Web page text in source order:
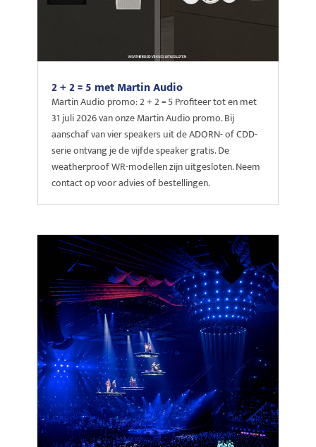
2 + 2 = 5 met Martin Audio
Martin Audio promo: 2 + 2 = 5 Profiteer tot en met
31 juli 2026 van onze Martin Audio promo. Bij
aanschaf van vier speakers uit de ADORN- of CDD-
serie ontvang je de vijfde speaker gratis. De
weatherproof WR-modellen zijn uitgesloten. Neem
contact op voor advies of bestellingen.